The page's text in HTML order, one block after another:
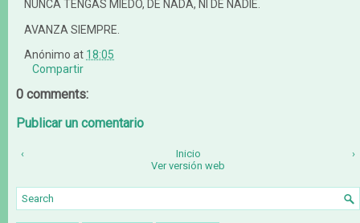
NUNCA TENGAS MIEDO, DE NADA, NI DE NADIE.
AVANZA SIEMPRE.
Anónimo at 18:05
Compartir
0 comments:
Publicar un comentario
‹ ›
Inicio
Ver versión web